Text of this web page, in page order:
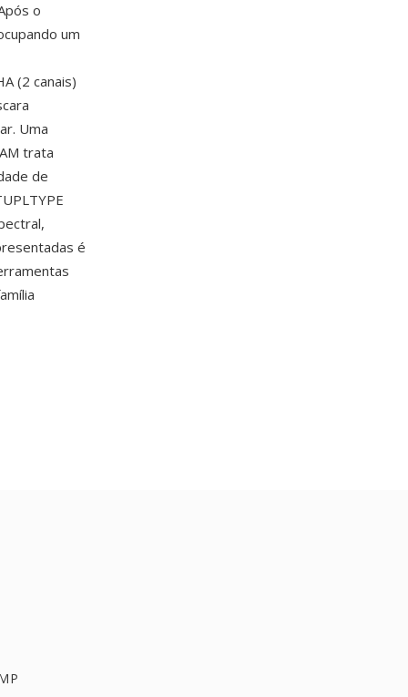
o
um
(2 canais)
Uma
trata
de
é